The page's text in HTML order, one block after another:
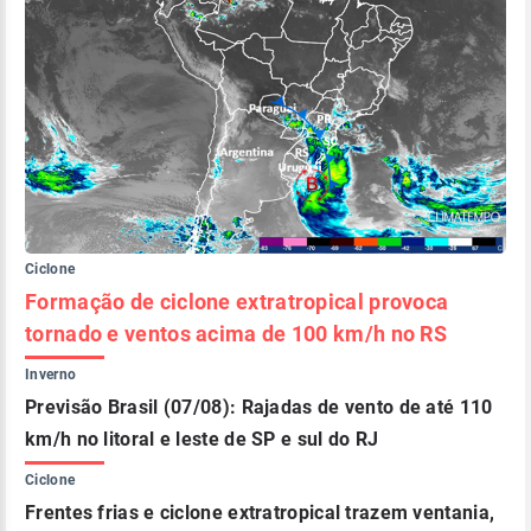
Ciclone
Formação de ciclone extratropical provoca
tornado e ventos acima de 100 km/h no RS
Inverno
Previsão Brasil (07/08): Rajadas de vento de até 110
km/h no litoral e leste de SP e sul do RJ
Ciclone
Frentes frias e ciclone extratropical trazem ventania,